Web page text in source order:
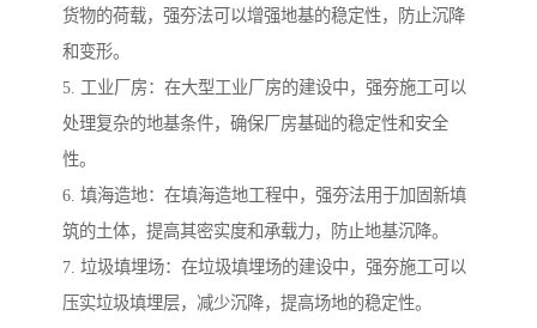
货物的荷载，强夯法可以增强地基的稳定性，防止沉降
和变形。
5. 工业厂房：在大型工业厂房的建设中，强夯施工可以
处理复杂的地基条件，确保厂房基础的稳定性和安全
性。
6. 填海造地：在填海造地工程中，强夯法用于加固新填
筑的土体，提高其密实度和承载力，防止地基沉降。
7. 垃圾填埋场：在垃圾填埋场的建设中，强夯施工可以
压实垃圾填埋层，减少沉降，提高场地的稳定性。